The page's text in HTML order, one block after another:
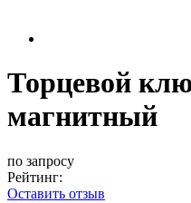
Торцевой
магнитный
по запросу
Рейтинг:
Оставить отзыв